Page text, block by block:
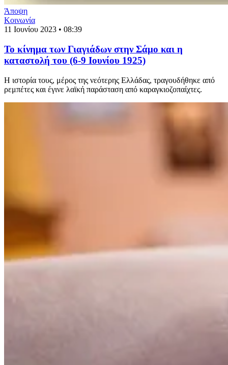
Άποψη
Κοινωνία
11 Ιουνίου 2023 • 08:39
Το κίνημα των Γιαγιάδων στην Σάμο και η
καταστολή του (6-9 Ιουνίου 1925)
Η ιστορία τους, μέρος της νεότερης Ελλάδας, τραγουδήθηκε από
ρεμπέτες και έγινε λαϊκή παράσταση από καραγκιοζοπαίχτες.